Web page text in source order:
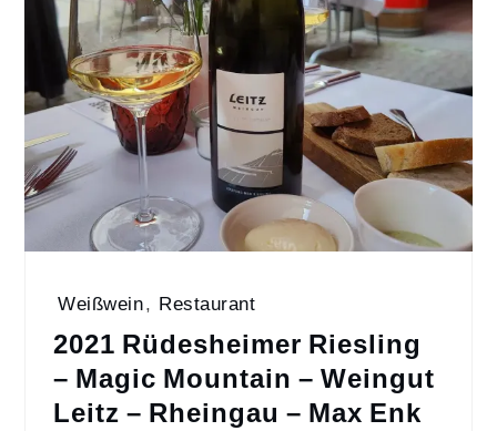
Weißwein, Restaurant
2021 Rüdesheimer Riesling
– Magic Mountain – Weingut
Leitz – Rheingau – Max Enk